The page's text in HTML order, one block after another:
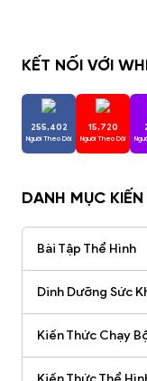
KẾT NỐI VỚI
255,402
Người Theo Dõi
15,720
Người Theo Dõi
DANH MỤC
Bài Tập Thể Hình
Dinh Dưỡng Sức
Kiến Thức Chạy